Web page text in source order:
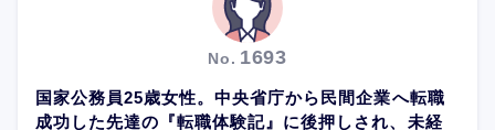
No. 1693
国家公務員25歳女性。中央省庁から民間企業へ転職
成功した先達の『転職体験記』に後押しされ、未経